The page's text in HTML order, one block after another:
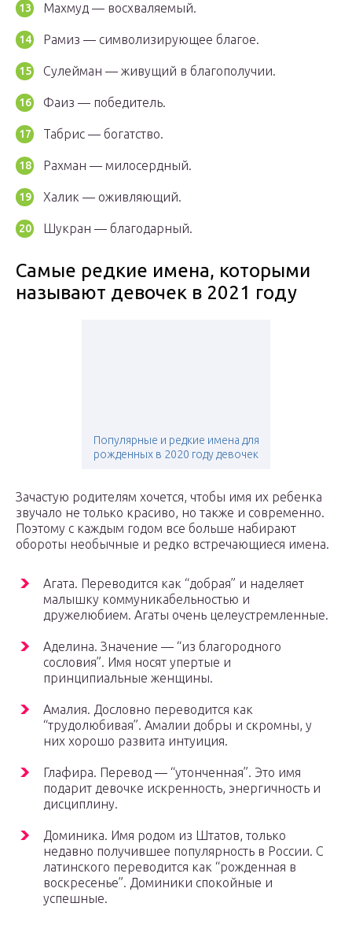
Махмуд — восхваляемый.
Рамиз — символизирующее благое.
Сулейман — живущий в благополучии.
Фаиз — победитель.
Табрис — богатство.
Рахман — милосердный.
Халик — оживляющий.
Шукран — благодарный.
Самые редкие имена, которыми
называют девочек в 2021 году
Популярные и редкие имена для
рожденных в 2020 году девочек
Зачастую родителям хочется, чтобы имя их ребенка
звучало не только красиво, но также и современно.
Поэтому с каждым годом все больше набирают
обороты необычные и редко встречающиеся имена.
Агата. Переводится как “добрая” и наделяет
малышку коммуникабельностью и
дружелюбием. Агаты очень целеустремленные.
Аделина. Значение — “из благородного
сословия”. Имя носят упертые и
принципиальные женщины.
Амалия. Дословно переводится как
“трудолюбивая”. Амалии добры и скромны, у
них хорошо развита интуиция.
Глафира. Перевод — “утонченная”. Это имя
подарит девочке искренность, энергичность и
дисциплину.
Доминика. Имя родом из Штатов, только
недавно получившее популярность в России. С
латинского переводится как “рожденная в
воскресенье”. Доминики спокойные и
успешные.